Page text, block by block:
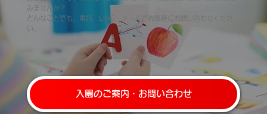
みませんか？
どんなことでも、電話・LINE・メールでお気軽にお問い合わせくださ
い。
入園のご案内・お問い合わせ